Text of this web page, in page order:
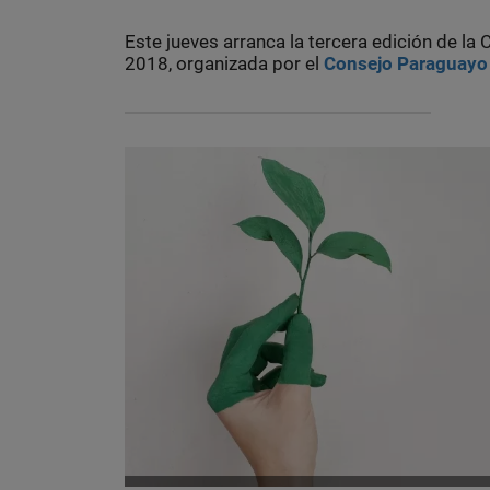
Este jueves arranca la tercera edición de
2018, organizada por el Consejo